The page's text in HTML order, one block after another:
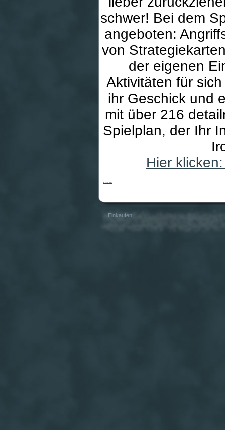
schwer! Bei dem
angeboten:
von
der eigenen
Aktivitäten für
ihr Geschick und
mit über 216
Spielplan, der Ihr
Hier
Einkaufen